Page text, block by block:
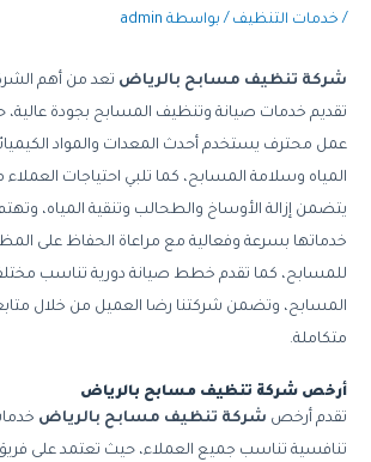
/ خدمات التنظيف / بواسطة admin
شركة تنظيف مسابح بالرياض تعد من أهم
تقديم خدمات صيانة وتنظيف المسابح بجودة عالية،
عمل محترف يستخدم أحدث المعدات والمواد
المياه وسلامة المسابح، كما تلبي احتياجات
يتضمن إزالة الأوساخ والطحالب وتنقية المياه،
خدماتها بسرعة وفعالية مع مراعاة الحفاظ على
للمسابح، كما تقدم خطط صيانة دورية تناسب
المسابح، وتضمن شركتنا رضا العميل من خلال
متكاملة.
أرخص شركة تنظيف مسابح بالرياض
تقدم أرخص شركة تنظيف مسابح بالرياض
تنافسية تناسب جميع العملاء، حيث تعتمد على